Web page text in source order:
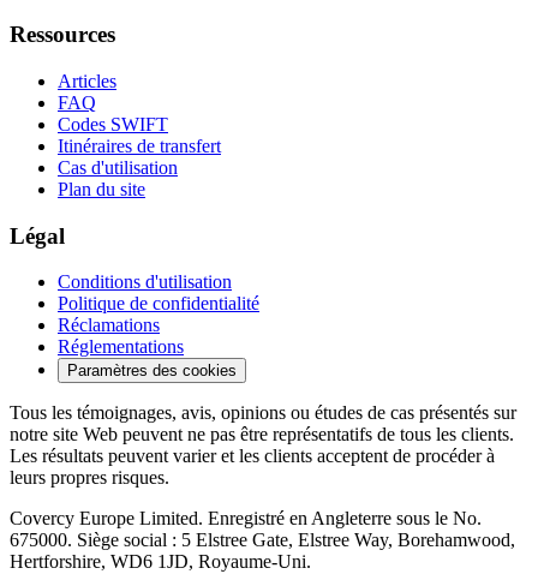
Ressources
Articles
FAQ
Codes SWIFT
Itinéraires de transfert
Cas d'utilisation
Plan du site
Légal
Conditions d'utilisation
Politique de confidentialité
Réclamations
Réglementations
Paramètres des cookies
Tous les témoignages, avis, opinions ou études de cas présentés sur
notre site Web peuvent ne pas être représentatifs de tous les clients.
Les résultats peuvent varier et les clients acceptent de procéder à
leurs propres risques.
Covercy Europe Limited. Enregistré en Angleterre sous le No.
675000. Siège social : 5 Elstree Gate, Elstree Way, Borehamwood,
Hertforshire, WD6 1JD, Royaume-Uni.